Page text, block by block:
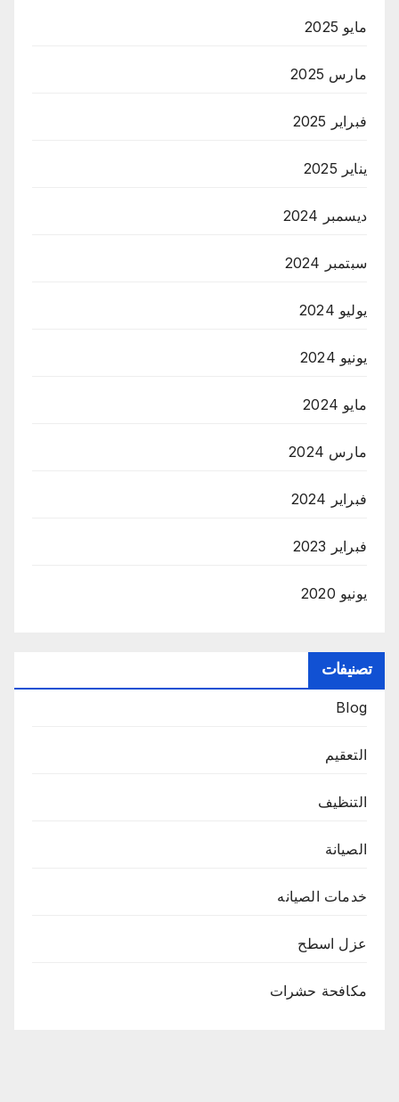
مايو 2025
مارس 2025
فبراير 2025
يناير 2025
ديسمبر 2024
سبتمبر 2024
يوليو 2024
يونيو 2024
مايو 2024
مارس 2024
فبراير 2024
فبراير 2023
يونيو 2020
تصنيفات
Blog
التعقيم
التنظيف
الصيانة
خدمات الصيانه
عزل اسطح
مكافحة حشرات